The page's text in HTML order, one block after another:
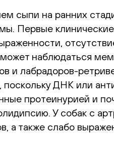
сыпи на ранних
Первые клинические
наблюдаться
и лабрадоров-
ДНК или
протеинурией и
У собак с
а также слабо